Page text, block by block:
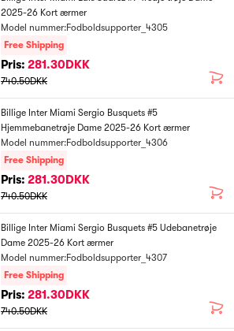
2025-26 Kort ærmer
Model nummer:Fodboldsupporter_4305
Free Shipping
Pris: 281.30DKK
740.50DKK
Billige Inter Miami Sergio Busquets #5
Hjemmebanetrøje Dame 2025-26 Kort ærmer
Model nummer:Fodboldsupporter_4306
Free Shipping
Pris: 281.30DKK
740.50DKK
Billige Inter Miami Sergio Busquets #5 Udebanetrøje
Dame 2025-26 Kort ærmer
Model nummer:Fodboldsupporter_4307
Free Shipping
Pris: 281.30DKK
740.50DKK